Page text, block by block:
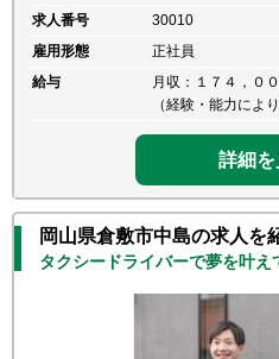
求人番号
30010
雇用形態
正社員
給与
月収：１７４，０
（経験・能力によ
詳細を
岡山県倉敷市中島の求人を
タクシードライバーで夢を叶え